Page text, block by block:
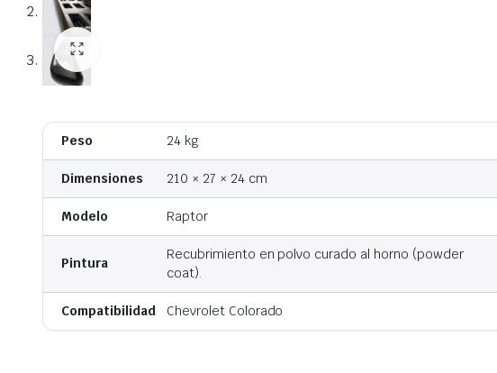
Peso 24 kg
Dimensiones 210 × 27 × 24 cm
Modelo Raptor
Pintura
Recubrimiento en polvo curado al horno (powder
coat).
Compatibilidad Chevrolet Colorado